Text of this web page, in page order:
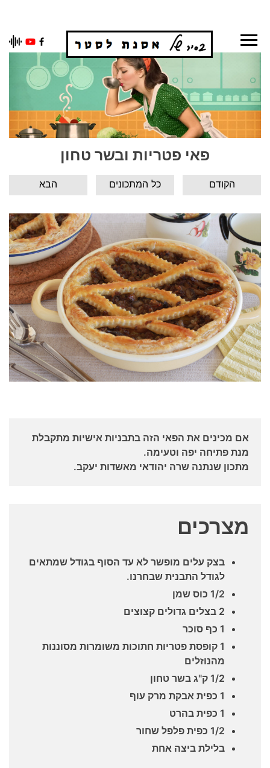
Skip
פאי פטריות ובשר טחון
הבא כל המתכונים הקודם
אם מכינים את הפאי הזה בתבניות אישיות מתקבלת
מנת פתיחה יפה וטעימה.
מתכון שנתנה שרה יהודאי מאשדות יעקב.
מצרכים
בצק עלים מופשר לא עד הסוף בגודל שמתאים
לגודל התבנית שבחרנו.
1/2 כוס שמן
2 בצלים גדולים קצוצים
1 כף סוכר
1 קופסת פטריות חתוכות משומרות מסוננות
מהנוזלים
1/2 ק"ג בשר טחון
1 כפית אבקת מרק עוף
1 כפית בהרט
1/2 כפית פלפל שחור
בלילת ביצה אחת